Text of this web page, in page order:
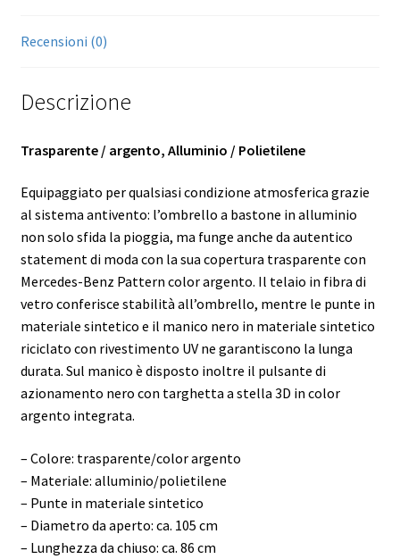
Recensioni (0)
Descrizione
Trasparente / argento, Alluminio / Polietilene
Equipaggiato per qualsiasi condizione atmosferica grazie
al sistema antivento: l’ombrello a bastone in alluminio
non solo sfida la pioggia, ma funge anche da autentico
statement di moda con la sua copertura trasparente con
Mercedes-Benz Pattern color argento. Il telaio in fibra di
vetro conferisce stabilità all’ombrello, mentre le punte in
materiale sintetico e il manico nero in materiale sintetico
riciclato con rivestimento UV ne garantiscono la lunga
durata. Sul manico è disposto inoltre il pulsante di
azionamento nero con targhetta a stella 3D in color
argento integrata.
– Colore: trasparente/color argento
– Materiale: alluminio/polietilene
– Punte in materiale sintetico
– Diametro da aperto: ca. 105 cm
– Lunghezza da chiuso: ca. 86 cm